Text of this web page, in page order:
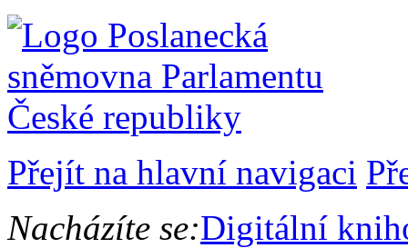
Přejít na hlavní navigaci
Nacházíte se:Digitální